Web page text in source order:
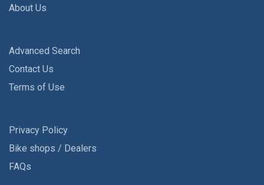
About Us
Advanced Search
Contact Us
Terms of Use
Privacy Policy
Bike shops / Dealers
FAQs